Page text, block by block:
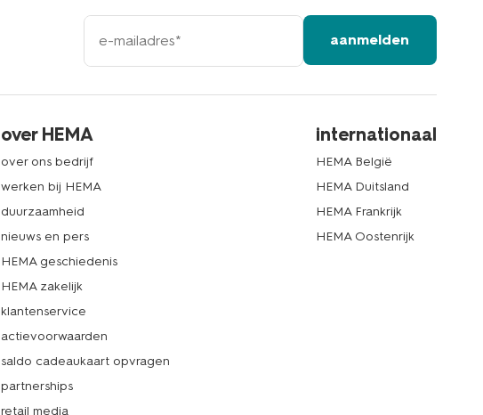
e-
mailadres
aanmelden
over HEMA
over ons bedrijf
werken bij HEMA
duurzaamheid
nieuws en pers
HEMA geschiedenis
HEMA zakelijk
klantenservice
actievoorwaarden
saldo cadeaukaart opvragen
partnerships
retail media
internationaal
HEMA België
HEMA Duitsland
HEMA Frankrijk
HEMA Oostenrijk